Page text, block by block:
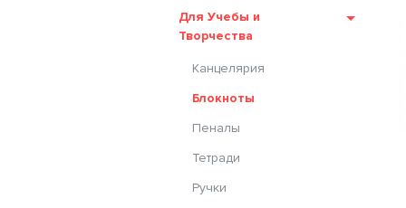
Для Учебы и
Творчества
Канцелярия
Блокноты
Пеналы
Тетради
Ручки